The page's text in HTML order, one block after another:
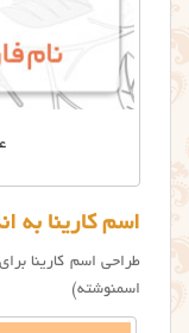
اسم کارینا به
طراحی اسم کارینا
اسمنوشته)